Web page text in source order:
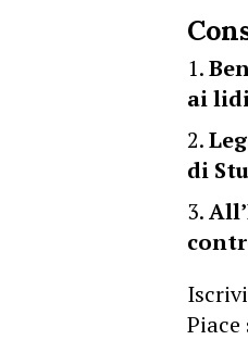
ai
di